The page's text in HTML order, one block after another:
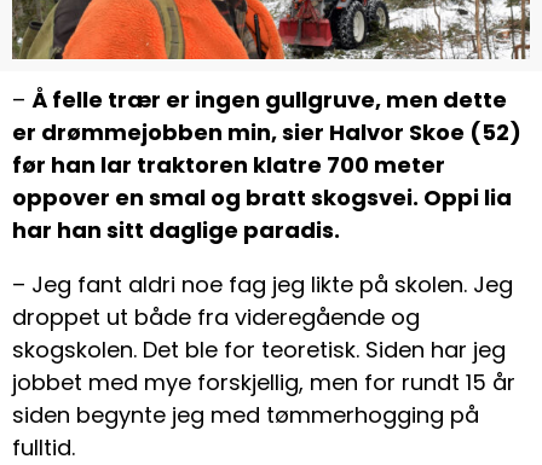
– Å felle trær er ingen gullgruve, men dette
er drømmejobben min, sier Halvor Skoe (52)
før han lar traktoren klatre 700 meter
oppover en smal og bratt skogsvei. Oppi lia
har han sitt daglige paradis.
– Jeg fant aldri noe fag jeg likte på skolen. Jeg
droppet ut både fra videregående og
skogskolen. Det ble for teoretisk. Siden har jeg
jobbet med mye forskjellig, men for rundt 15 år
siden begynte jeg med tømmerhogging på
fulltid.